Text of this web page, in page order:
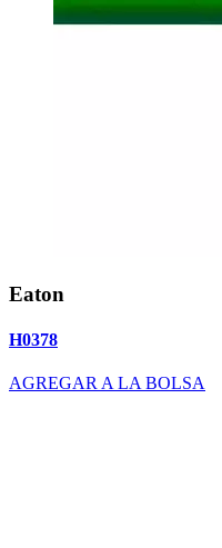
Eaton
H0378
AGREGAR A LA BOLSA